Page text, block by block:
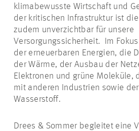
klimabewusste Wirtschaft und
der kritischen Infrastruktur ist
zudem unverzichtbar für unsere
Versorgungssicherheit.
Im
der erneuerbaren Energien, die
der Wärme, der Ausbau der
Elektronen und grüne Moleküle,
mit anderen Industrien sowie
Wasserstoff.
Drees & Sommer begleitet eine